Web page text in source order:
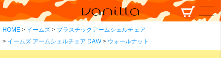
HOME イームズ
プラスチックアームシェルチェア
イームズ アームシェルチェア DAW
ウォールナット